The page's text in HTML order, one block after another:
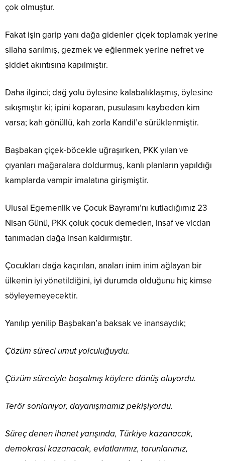
çok olmuştur.
Fakat işin garip yanı dağa gidenler çiçek toplamak yerine
silaha sarılmış, gezmek ve eğlenmek yerine nefret ve
şiddet akıntısına kapılmıştır.
Daha ilginci; dağ yolu öylesine kalabalıklaşmış, öylesine
sıkışmıştır ki; ipini koparan, pusulasını kaybeden kim
varsa; kah gönüllü, kah zorla Kandil’e sürüklenmiştir.
Başbakan çiçek-böcekle uğraşırken, PKK yılan ve
çıyanları mağaralara doldurmuş, kanlı planların yapıldığı
kamplarda vampir imalatına girişmiştir.
Ulusal Egemenlik ve Çocuk Bayramı’nı kutladığımız 23
Nisan Günü, PKK çoluk çocuk demeden, insaf ve vicdan
tanımadan dağa insan kaldırmıştır.
Çocukları dağa kaçırılan, anaları inim inim ağlayan bir
ülkenin iyi yönetildiğini, iyi durumda olduğunu hiç kimse
söyleyemeyecektir.
Yanılıp yenilip Başbakan’a baksak ve inansaydık;
Çözüm süreci umut yolculuğuydu.
Çözüm süreciyle boşalmış köylere dönüş oluyordu.
Terör sonlanıyor, dayanışmamız pekişiyordu.
Süreç denen ihanet yarışında, Türkiye kazanacak,
demokrasi kazanacak, evlatlarımız, torunlarımız,